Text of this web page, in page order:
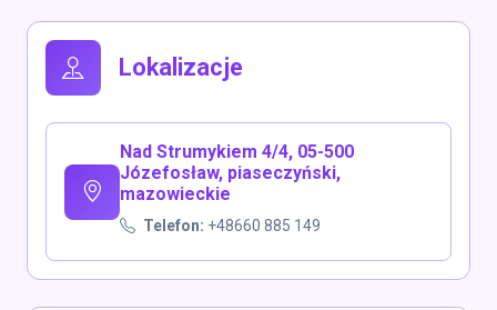
Lokalizacje
Nad Strumykiem 4/4, 05-500
Józefosław, piaseczyński,
mazowieckie
Telefon: +48660 885 149